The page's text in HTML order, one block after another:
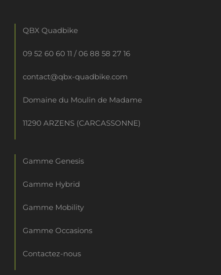
QBX Quadbike
09 52 60 60 11 / 06 88 58 27 16
contact@qbx-quadbike.com
Domaine du Moulin de Madame
11290 ARZENS (CARCASSONNE)
Gamme Genesis
Gamme Hybrid
Gamme Mobility
Gamme Occasions
Contactez-nous